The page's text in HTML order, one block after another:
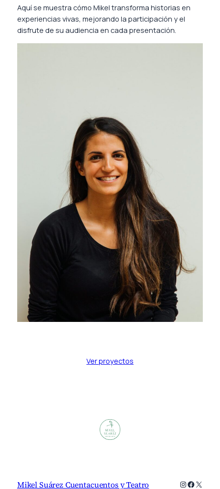
Aquí se muestra cómo Mikel transforma historias en
experiencias vivas, mejorando la participación y el
disfrute de su audiencia en cada presentación.
Ver proyectos
Mikel Suárez Cuentacuentos y Teatro Instagram
X